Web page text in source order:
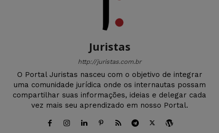
Juristas
http://juristas.com.br
O Portal Juristas nasceu com o objetivo de integrar
uma comunidade jurídica onde os internautas possam
compartilhar suas informações, ideias e delegar cada
vez mais seu aprendizado em nosso Portal.